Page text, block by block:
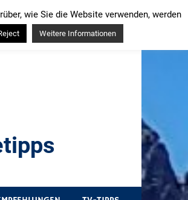
wie Sie die Website verwenden, werden
Weitere Informationen